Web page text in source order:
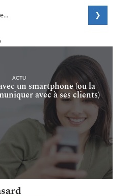
ACTU
un smartphone (ou la
avec à ses clients)